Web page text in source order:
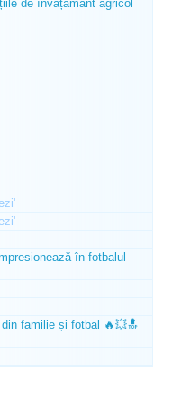
de învățământ agricol
în fotbalul
familie și fotbal 🔥💥🔝